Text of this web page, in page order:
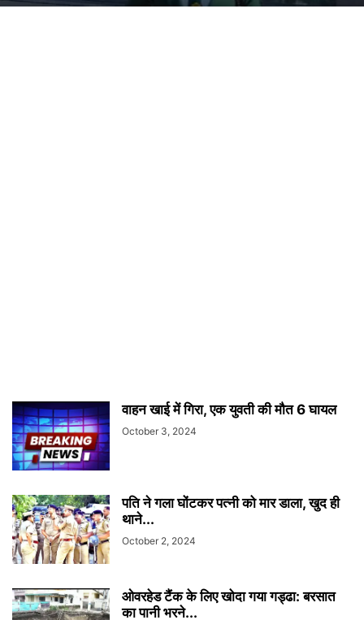
वाहन खाई में गिरा, एक युवती की मौत 6 घायल
October 3, 2024
पति ने गला घोंटकर पत्नी को मार डाला, खुद ही
थाने...
October 2, 2024
ओवरहेड टैंक के लिए खोदा गया गड्ढा: बरसात
का पानी भरने...